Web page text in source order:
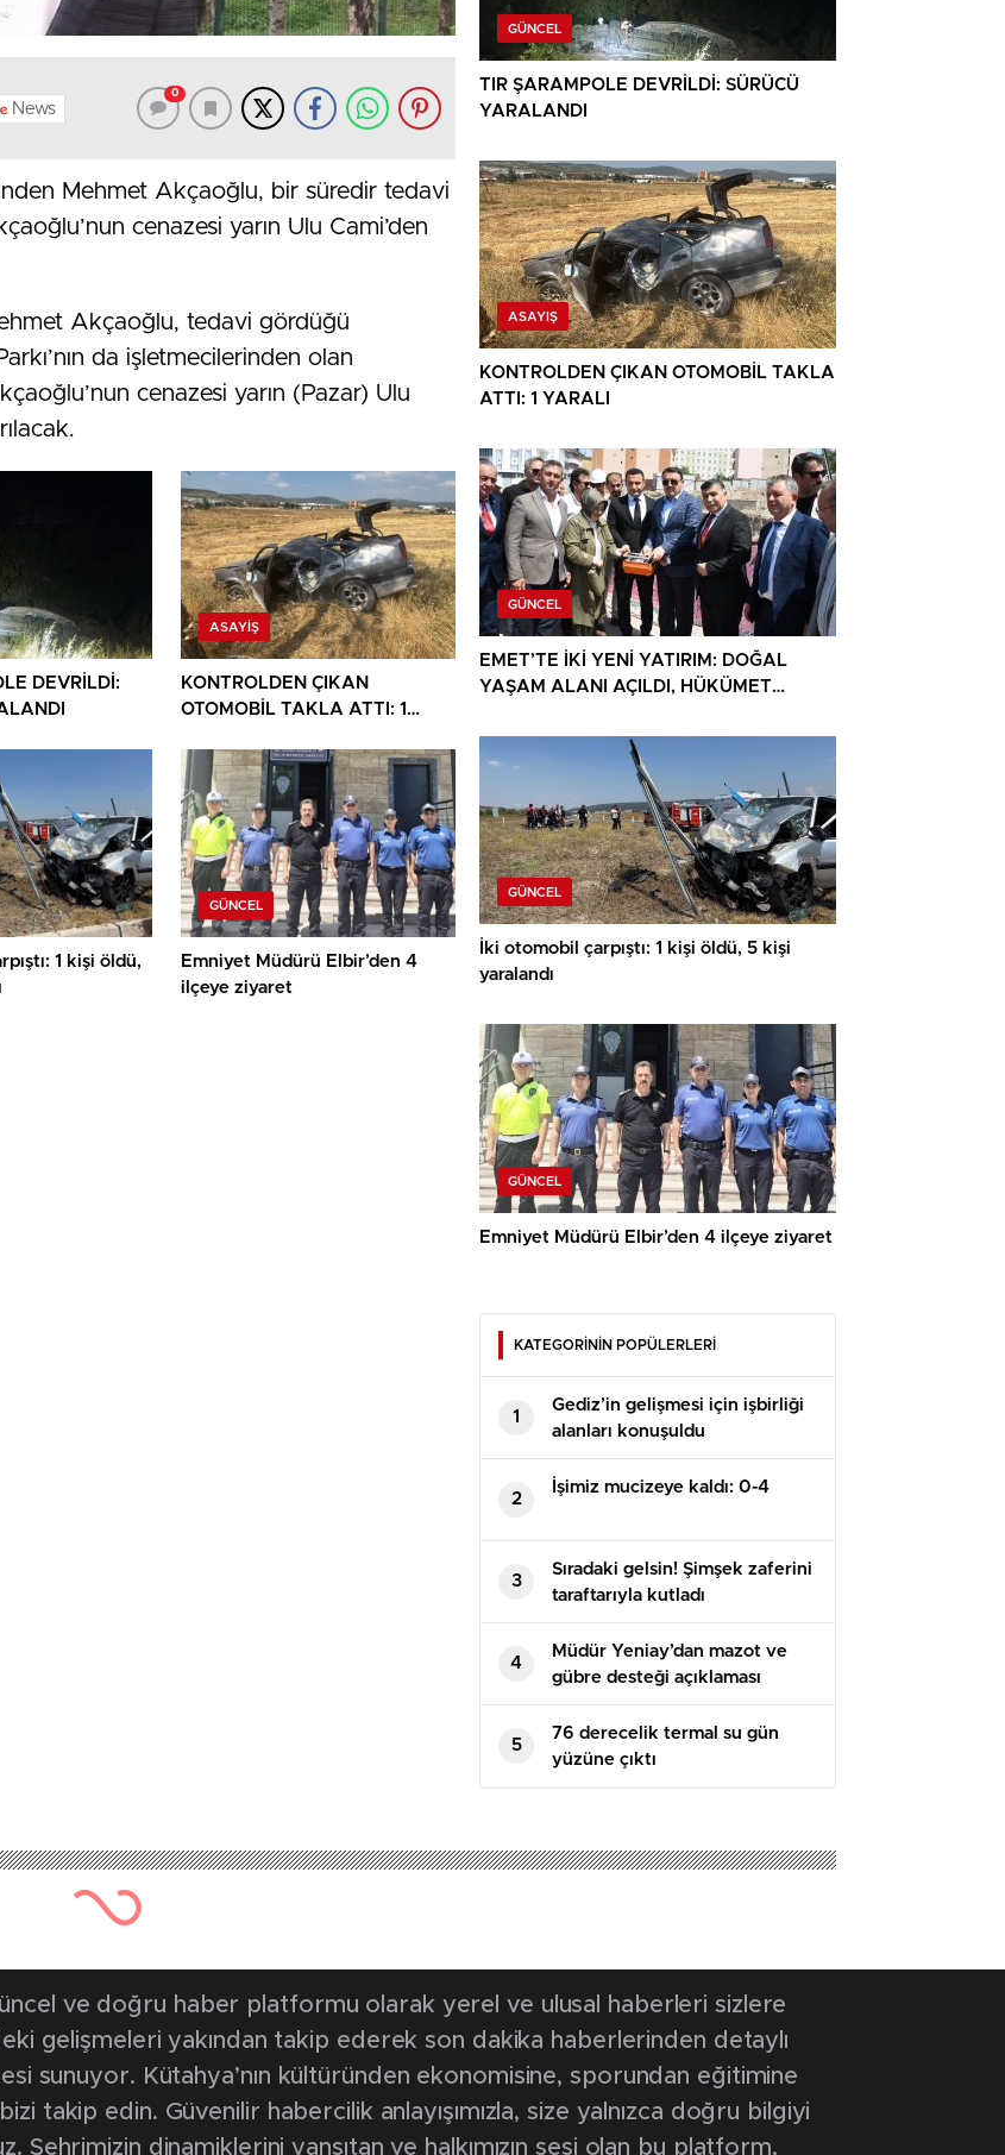
News
0
Mehmet Akçaoğlu, bir süredir tedavi
cenazesi yarın Ulu Cami’den
Akçaoğlu, tedavi gördüğü
da işletmecilerinden olan
cenazesi yarın (Pazar) Ulu
DEVRİLDİ:
ASAYIŞ
KONTROLDEN ÇIKAN
OTOMOBİL TAKLA ATTI: 1
1 kişi öldü,
GÜNCEL
Emniyet Müdürü Elbir’den 4
ilçeye ziyaret
GÜNCEL
TIR ŞARAMPOLE DEVRİLDİ: SÜRÜCÜ
YARALANDI
ASAYIŞ
KONTROLDEN ÇIKAN OTOMOBİL TAKLA
ATTI: 1 YARALI
GÜNCEL
EMET’TE İKİ YENİ YATIRIM: DOĞAL
YAŞAM ALANI AÇILDI, HÜKÜMET
GÜNCEL
İki otomobil çarpıştı: 1 kişi öldü, 5 kişi
yaralandı
GÜNCEL
Emniyet Müdürü Elbir’den 4 ilçeye ziyaret
KATEGORİNİN POPÜLERLERİ
1
Gediz’in gelişmesi için işbirliği
alanları konuşuldu
2
İşimiz mucizeye kaldı: 0-4
3
Sıradaki gelsin! Şimşek zaferini
taraftarıyla kutladı
4
Müdür Yeniay’dan mazot ve
gübre desteği açıklaması
5
76 derecelik termal su gün
yüzüne çıktı
1701 kez okunmuştur
Servisinde yatak kapasitesi